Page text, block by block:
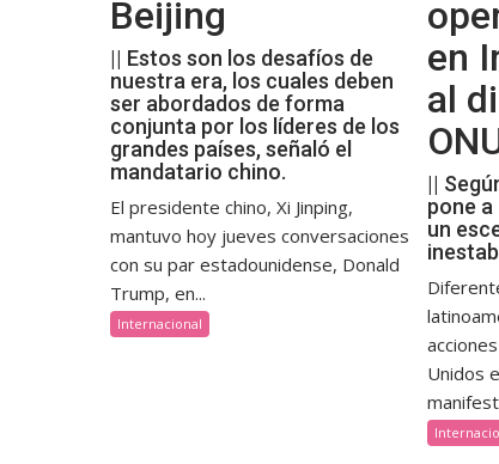
Beijing
|| Estos son los desafíos de
nuestra era, los cuales deben
ser abordados de forma
conjunta por los líderes de los
grandes países, señaló el
mandatario chino.
El presidente chino, Xi Jinping,
mantuvo hoy jueves conversaciones
con su par estadounidense, Donald
Trump, en...
Internacional
en
al
||
pone a
un
Unidos